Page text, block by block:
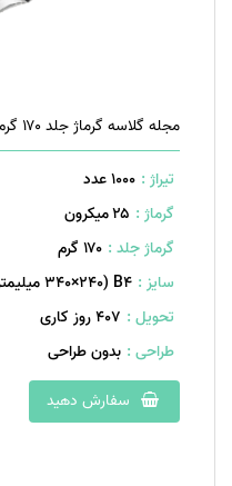
تیراژ : 1000 عدد
گرماژ : ۲۵ میکرون
گرماژ جلد : ۱۷۰ گرم
سایز : B۴ (۳۴۰×۲۴۰ میلیمتر)
تحویل : 407 روز کاری
طراحی : بدون طراحی
سفارش دهید